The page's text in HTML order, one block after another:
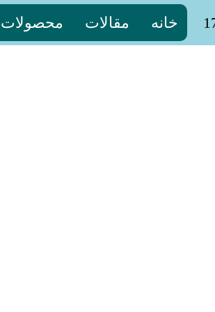
خانه مقالات محصولات